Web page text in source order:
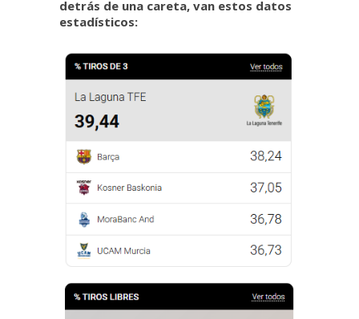
detrás de una careta, van estos datos
estadísticos: